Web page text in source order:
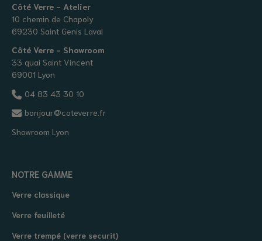
Côté Verre - Atelier
10 chemin de Chapoly
69230 Saint Genis Laval
Côté Verre - Showroom
33 quai Saint Vincent
69001 Lyon
04 83 43 30 10
bonjour@coteverre.fr
Showroom Lyon
NOTRE GAMME
Verre classique
Verre feuilleté
Verre trempé (verre securit)